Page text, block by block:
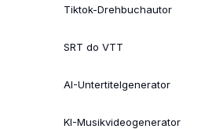
Tiktok-Drehbuchautor
SRT do VTT
AI-Untertitelgenerator
KI-Musikvideogenerator